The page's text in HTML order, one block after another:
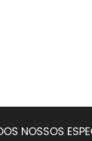
NOSSOS